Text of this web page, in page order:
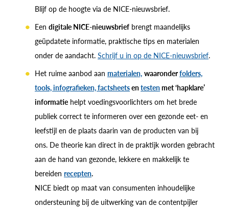
Blijf op de hoogte via de NICE-nieuwsbrief.
Een digitale NICE-nieuwsbrief brengt maandelijks
geüpdatete informatie, praktische tips en materialen
onder de aandacht. Schrijf u in op de NICE-nieuwsbrief.
Het ruime aanbod aan materialen, waaronderfolders,
tools, infografieken, factsheetsentestenmet ‘hapklare’
informatie helpt voedingsvoorlichters om het brede
publiek correct te informeren over een gezonde eet- en
leefstijl en de plaats daarin van de producten van bij
ons. De theorie kan direct in de praktijk worden gebracht
aan de hand van gezonde, lekkere en makkelijk te
bereiden recepten.
NICE biedt op maat van consumenten inhoudelijke
ondersteuning bij de uitwerking van de contentpijler